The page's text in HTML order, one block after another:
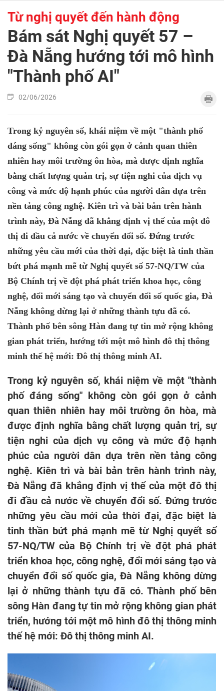
Từ nghị quyết đến hành động
Bám sát Nghị quyết 57 –
Đà Nẵng hướng tới mô hình
"Thành phố AI"
02/06/2026
Trong kỷ nguyên số, khái niệm về một "thành phố
đáng sống" không còn gói gọn ở cảnh quan thiên
nhiên hay môi trường ôn hòa, mà được định nghĩa
bằng chất lượng quản trị, sự tiện nghi của dịch vụ
công và mức độ hạnh phúc của người dân dựa trên
nền tảng công nghệ. Kiên trì và bài bản trên hành
trình này, Đà Nẵng đã khẳng định vị thế của một đô
thị đi đầu cả nước về chuyển đổi số. Đứng trước
những yêu cầu mới của thời đại, đặc biệt là tinh thần
bứt phá mạnh mẽ từ Nghị quyết số 57-NQ/TW của
Bộ Chính trị về đột phá phát triển khoa học, công
nghệ, đổi mới sáng tạo và chuyển đổi số quốc gia, Đà
Nẵng không dừng lại ở những thành tựu đã có.
Thành phố bên sông Hàn đang tự tin mở rộng không
gian phát triển, hướng tới một mô hình đô thị thông
minh thế hệ mới: Đô thị thông minh AI.
Trong kỷ nguyên số, khái niệm về một "thành
phố đáng sống" không còn gói gọn ở cảnh
quan thiên nhiên hay môi trường ôn hòa, mà
được định nghĩa bằng chất lượng quản trị, sự
tiện nghi của dịch vụ công và mức độ hạnh
phúc của người dân dựa trên nền tảng công
nghệ. Kiên trì và bài bản trên hành trình này,
Đà Nẵng đã khẳng định vị thế của một đô thị
đi đầu cả nước về chuyển đổi số. Đứng trước
những yêu cầu mới của thời đại, đặc biệt là
tinh thần bứt phá mạnh mẽ từ Nghị quyết số
57-NQ/TW của Bộ Chính trị về đột phá phát
triển khoa học, công nghệ, đổi mới sáng tạo và
chuyển đổi số quốc gia, Đà Nẵng không dừng
lại ở những thành tựu đã có. Thành phố bên
sông Hàn đang tự tin mở rộng không gian phát
triển, hướng tới một mô hình đô thị thông minh
thế hệ mới: Đô thị thông minh AI.